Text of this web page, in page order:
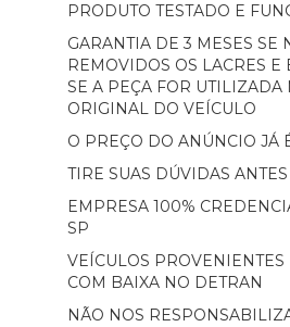
PRODUTO TESTADO E
GARANTIA DE 3 MESES SE
REMOVIDOS OS LACRES E
SE A PEÇA FOR UTILIZADA
ORIGINAL DO VEÍCULO
O PREÇO DO ANÚNCIO JÁ
TIRE SUAS DÚVIDAS
EMPRESA 100%
SP
VEÍCULOS
COM BAIXA NO DETRAN
NÃO NOS